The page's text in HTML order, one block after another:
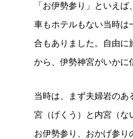
「お伊勢参り」といえ
車もホテルもない当時は
合もありました。自由に
から、伊勢神宮がいかに
当時は、まず夫婦岩の
宮（げくう）と内宮（な
お伊勢参り、おかげ参り